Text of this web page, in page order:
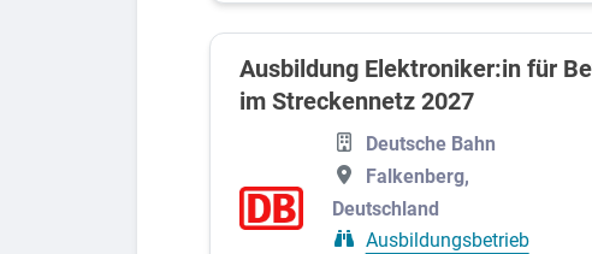
Ausbildung Elektroniker:in für
im Streckennetz 2027
Deutsche Bahn
Falkenberg,
Deutschland
Ausbildungsbetrieb